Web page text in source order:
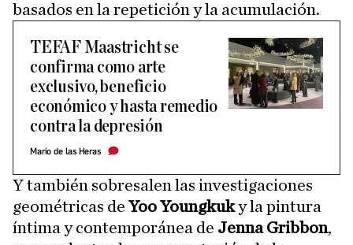
basados en la repetición y la acumulación.
TEFAF Maastricht se
confirma como arte
exclusivo, beneficio
económico y hasta remedio
contra la depresión
Mario de las Heras
Y también sobresalen las investigaciones
geométricas de Yoo Youngkuky la pintura
íntima y contemporánea de Jenna Gribbon,